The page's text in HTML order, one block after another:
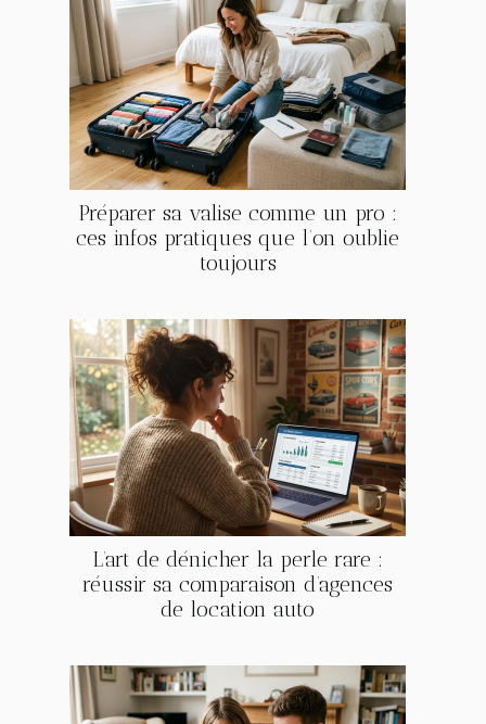
Préparer sa valise comme un pro :
ces infos pratiques que l’on oublie
toujours
L’art de dénicher la perle rare :
réussir sa comparaison d’agences
de location auto